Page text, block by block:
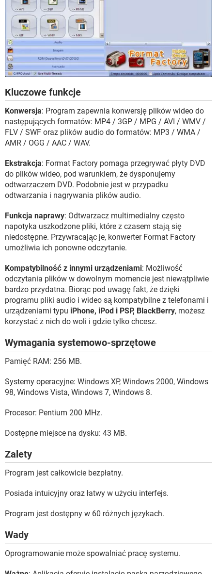
Kluczowe funkcje
Konwersja: Program zapewnia konwersję plików wideo do
następujących formatów: MP4 / 3GP / MPG / AVI / WMV /
FLV / SWF oraz plików audio do formatów: MP3 / WMA /
AMR / OGG / AAC / WAV.
Ekstrakcja: Format Factory pomaga przegrywać płyty DVD
do plików wideo, pod warunkiem, że dysponujemy
odtwarzaczem DVD. Podobnie jest w przypadku
odtwarzania i nagrywania plików audio.
Funkcja naprawy: Odtwarzacz multimedialny często
napotyka uszkodzone pliki, które z czasem stają się
niedostępne. Przywracając je, konwerter Format Factory
umożliwia ich ponowne odczytanie.
Kompatybilność z innymi urządzeniami: Możliwość
odczytania plików w dowolnym momencie jest niewątpliwie
bardzo przydatna. Biorąc pod uwagę fakt, że dzięki
programu pliki audio i wideo są kompatybilne z telefonami i
urządzeniami typu iPhone, iPod i PSP, BlackBerry, możesz
korzystać z nich do woli i gdzie tylko chcesz.
Wymagania systemowo-sprzętowe
Pamięć RAM: 256 MB.
Systemy operacyjne: Windows XP, Windows 2000, Windows
98, Windows Vista, Windows 7, Windows 8.
Procesor: Pentium 200 MHz.
Dostępne miejsce na dysku: 43 MB.
Zalety
Program jest całkowicie bezpłatny.
Posiada intuicyjny oraz łatwy w użyciu interfejs.
Program jest dostępny w 60 różnych językach.
Wady
Oprogramowanie może spowalniać pracę systemu.